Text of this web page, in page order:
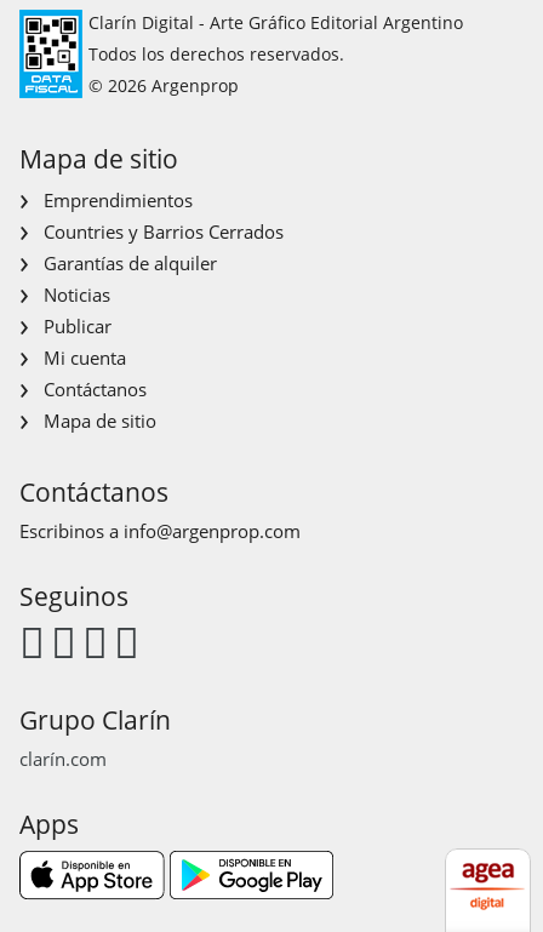
Clarín Digital - Arte Gráfico Editorial Argentino
Todos los derechos reservados.
© 2026 Argenprop
Mapa de sitio
Emprendimientos
Countries y Barrios Cerrados
Garantías de alquiler
Noticias
Publicar
Mi cuenta
Contáctanos
Mapa de sitio
Contáctanos
Escribinos a info@argenprop.com
Seguinos
Grupo Clarín
clarín.com
Apps